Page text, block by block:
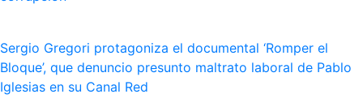
Sergio Gregori protagoniza el documental ‘Romper el
Bloque’, que denuncio presunto maltrato laboral de Pablo
Iglesias en su Canal Red